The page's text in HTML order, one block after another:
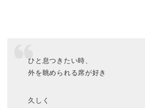
ひと息つきたい時、
外を眺められる席が好き
久しく